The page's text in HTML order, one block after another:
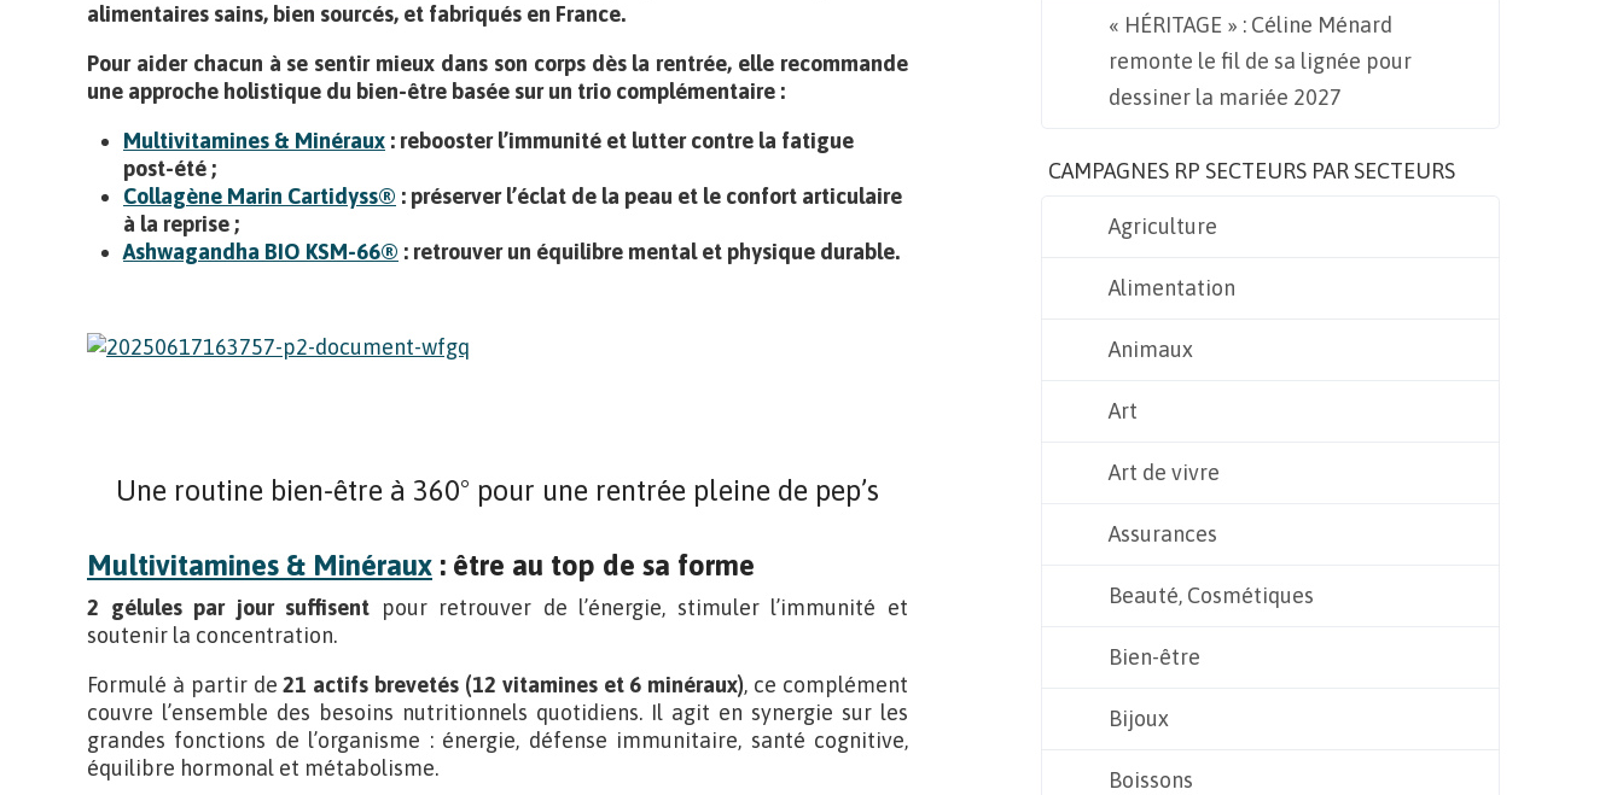
alimentaires sains, bien sourcés, et fabriqués en France.
Pour aider chacun à se sentir mieux dans son corps dès la rentrée, elle recommande
une approche holistique du bien-être basée sur un trio complémentaire :
Multivitamines & Minéraux : rebooster l’immunité et lutter contre la fatigue
post-été ;
Collagène Marin Cartidyss® : préserver l’éclat de la peau et le confort articulaire
à la reprise ;
Ashwagandha BIO KSM-66® : retrouver un équilibre mental et physique durable.
Une routine bien-être à 360° pour une rentrée pleine de pep’s
Multivitamines & Minéraux : être au top de sa forme
2 gélules par jour suffisent pour retrouver de l’énergie, stimuler l’immunité et
soutenir la concentration.
Formulé à partir de21 actifs brevetés (12 vitamines et 6 minéraux), ce complément
couvre l’ensemble des besoins nutritionnels quotidiens. Il agit en synergie sur les
grandes fonctions de l’organisme : énergie, défense immunitaire, santé cognitive,
équilibre hormonal et métabolisme.
« HÉRITAGE » : Céline Ménard
remonte le fil de sa lignée pour
dessiner la mariée 2027
CAMPAGNES RP SECTEURS PAR SECTEURS
Agriculture
Alimentation
Animaux
Art
Art de vivre
Assurances
Beauté, Cosmétiques
Bien-être
Bijoux
Boissons